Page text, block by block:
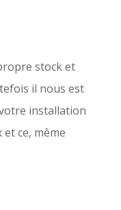
stock et
il nous est
installation
ce, même